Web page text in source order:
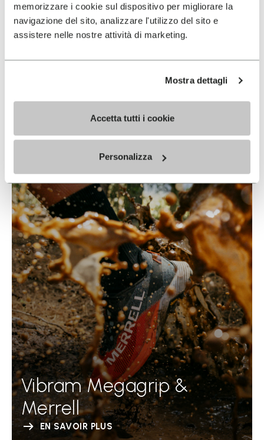
memorizzare i cookie sul dispositivo per migliorare la
navigazione del sito, analizzare l'utilizzo del sito e
assistere nelle nostre attività di marketing.
Mostra dettagli
Accetta tutti i cookie
Personalizza
Vibram Megagrip &
Merrell
EN SAVOIR PLUS